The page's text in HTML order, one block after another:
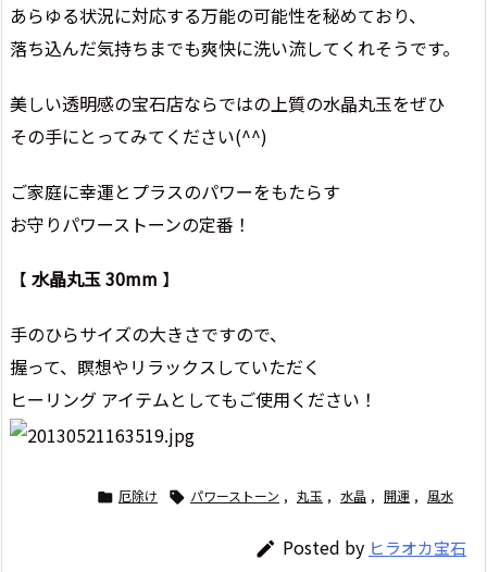
あらゆる状況に対応する万能の可能性を秘めており、
落ち込んだ気持ちまでも爽快に洗い流してくれそうです。
美しい透明感の宝石店ならではの上質の水晶丸玉をぜひ
その手にとってみてください(^^)
ご家庭に幸運とプラスのパワーをもたらす
お守りパワーストーンの定番！
【 水晶丸玉 30mm 】
手のひらサイズの大きさですので、
握って、瞑想やリラックスしていただく
ヒーリング アイテムとしてもご使用ください！
 厄除け  パワーストーン , 丸玉 , 水晶 , 開運 , 風水
 Posted by ヒラオカ宝石